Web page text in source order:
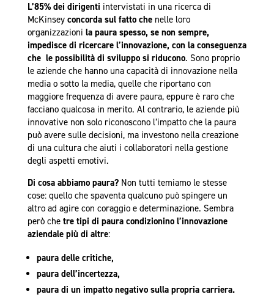
L’85% dei dirigenti intervistati in una ricerca di
McKinsey concorda sul fatto chenelle loro
organizzazioni la paura spesso, se non sempre,
impedisce di ricercare l’innovazione, con la conseguenza
che le possibilità di sviluppo si riducono. Sono proprio
le aziende che hanno una capacità di innovazione nella
media o sotto la media, quelle che riportano con
maggiore frequenza di avere paura, eppure è raro che
facciano qualcosa in merito. Al contrario, le aziende più
innovative non solo riconoscono l’impatto che la paura
può avere sulle decisioni, ma investono nella creazione
di una cultura che aiuti i collaboratori nella gestione
degli aspetti emotivi.
Di cosa abbiamo paura? Non tutti temiamo le stesse
cose: quello che spaventa qualcuno può spingere un
altro ad agire con coraggio e determinazione. Sembra
però che tre tipi di paura condizionino l’innovazione
aziendale più di altre:
paura delle critiche,
paura dell’incertezza,
paura di un impatto negativo sulla propria carriera.